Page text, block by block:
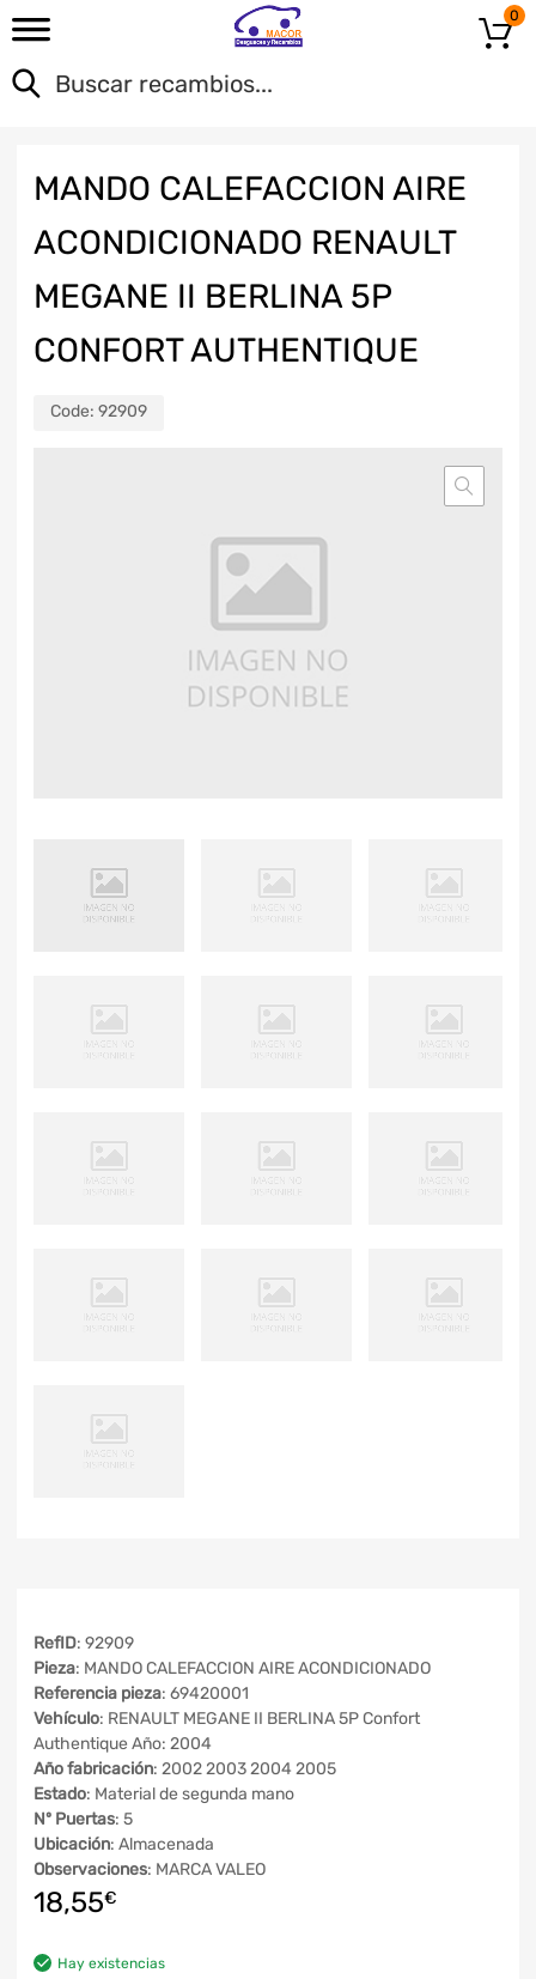
0
MANDO CALEFACCION AIRE
ACONDICIONADO RENAULT
MEGANE II BERLINA 5P
CONFORT AUTHENTIQUE
Code: 92909
RefID: 92909
Pieza: MANDO CALEFACCION AIRE ACONDICIONADO
Referencia pieza: 69420001
Vehículo: RENAULT MEGANE II BERLINA 5P Confort
Authentique Año: 2004
Año fabricación: 2002 2003 2004 2005
Estado: Material de segunda mano
Nº Puertas: 5
Ubicación: Almacenada
Observaciones: MARCA VALEO
18,55€
Hay existencias